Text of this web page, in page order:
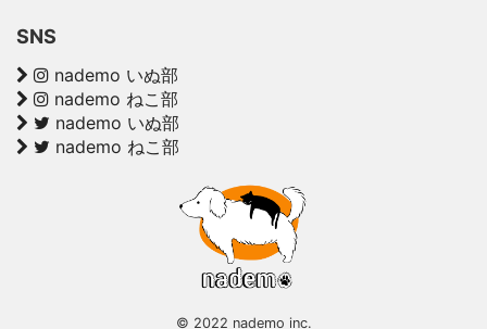
SNS
nademo いぬ部
nademo ねこ部
nademo いぬ部
nademo ねこ部
© 2022 nademo inc.